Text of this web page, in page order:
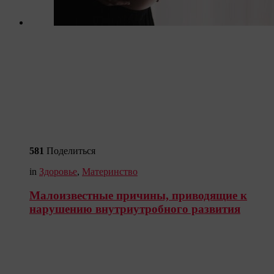
581 Поделиться
in Здоровье, Материнство
Малоизвестные причины, приводящие к
нарушению внутриутробного развития